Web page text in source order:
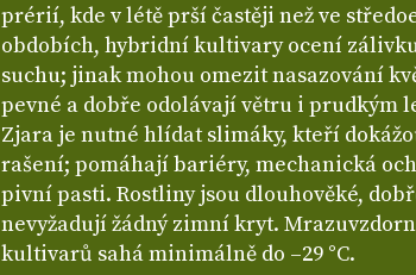
prérií, kde v létě prší častěji než ve
obdobích, hybridní kultivary ocení
suchu; jinak mohou omezit nasazování
pevné a dobře odolávají větru i prudkým
Zjara je nutné hlídat slimáky, kteří
rašení; pomáhají bariéry, mechanická
pivní pasti. Rostliny jsou dlouhověké,
nevyžadují žádný zimní kryt.
kultivarů sahá minimálně do –29 °C.